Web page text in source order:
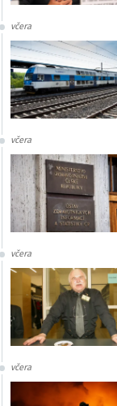
včera
včera
včera
včera